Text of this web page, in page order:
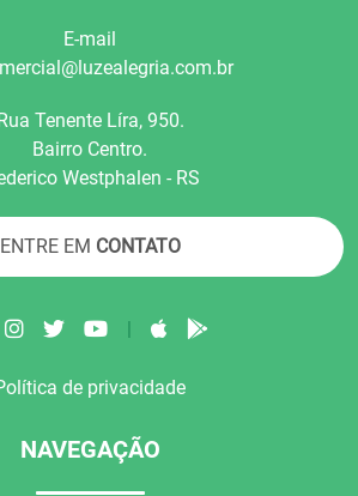
E-mail
Rua Tenente Líra, 950.
Bairro Centro.
Westphalen - RS
ENTRE EM CONTATO
|
de privacidade
NAVEGAÇÃO